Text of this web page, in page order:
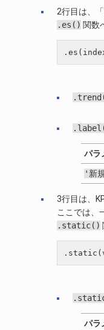
2行目は、
.es() 関数
パラ
'新
3行目は、
ここでは、
.static()
パラ